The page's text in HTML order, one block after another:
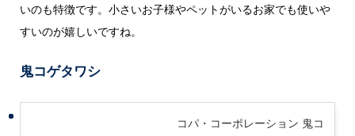
いのも特徴です。小さいお子様やペットがいるお家でも使いや
すいのが嬉しいですね。
鬼コゲタワシ
コパ・コーポレーション 鬼コ